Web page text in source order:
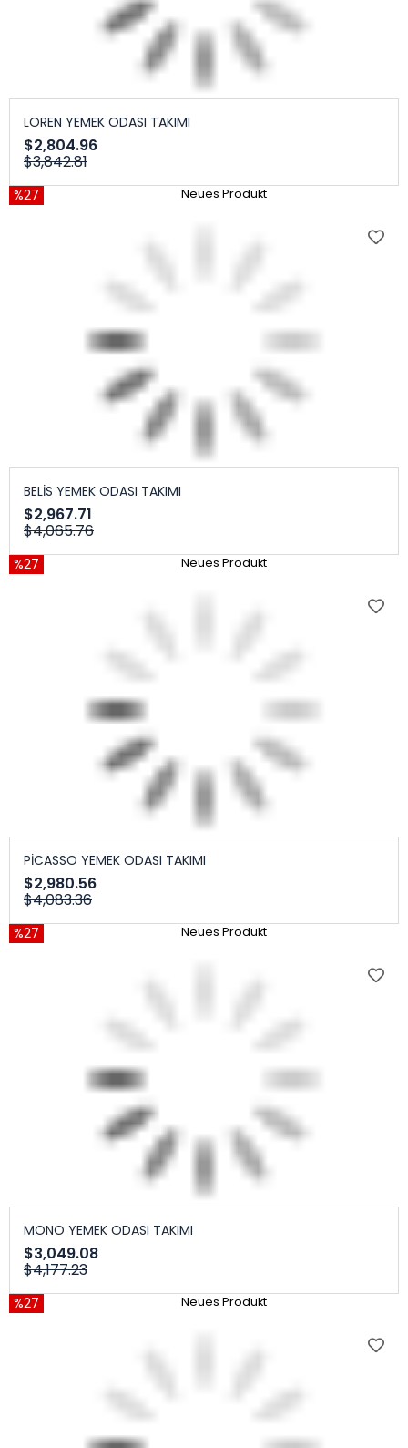
LOREN YEMEK ODASI TAKIMI
$2,804.96
$3,842.81
%27 Neues Produkt
BELİS YEMEK ODASI TAKIMI
$2,967.71
$4,065.76
%27 Neues Produkt
PİCASSO YEMEK ODASI TAKIMI
$2,980.56
$4,083.36
%27 Neues Produkt
MONO YEMEK ODASI TAKIMI
$3,049.08
$4,177.23
%27 Neues Produkt